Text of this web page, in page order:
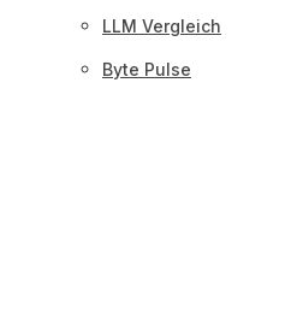
LLM Vergleich
Byte Pulse